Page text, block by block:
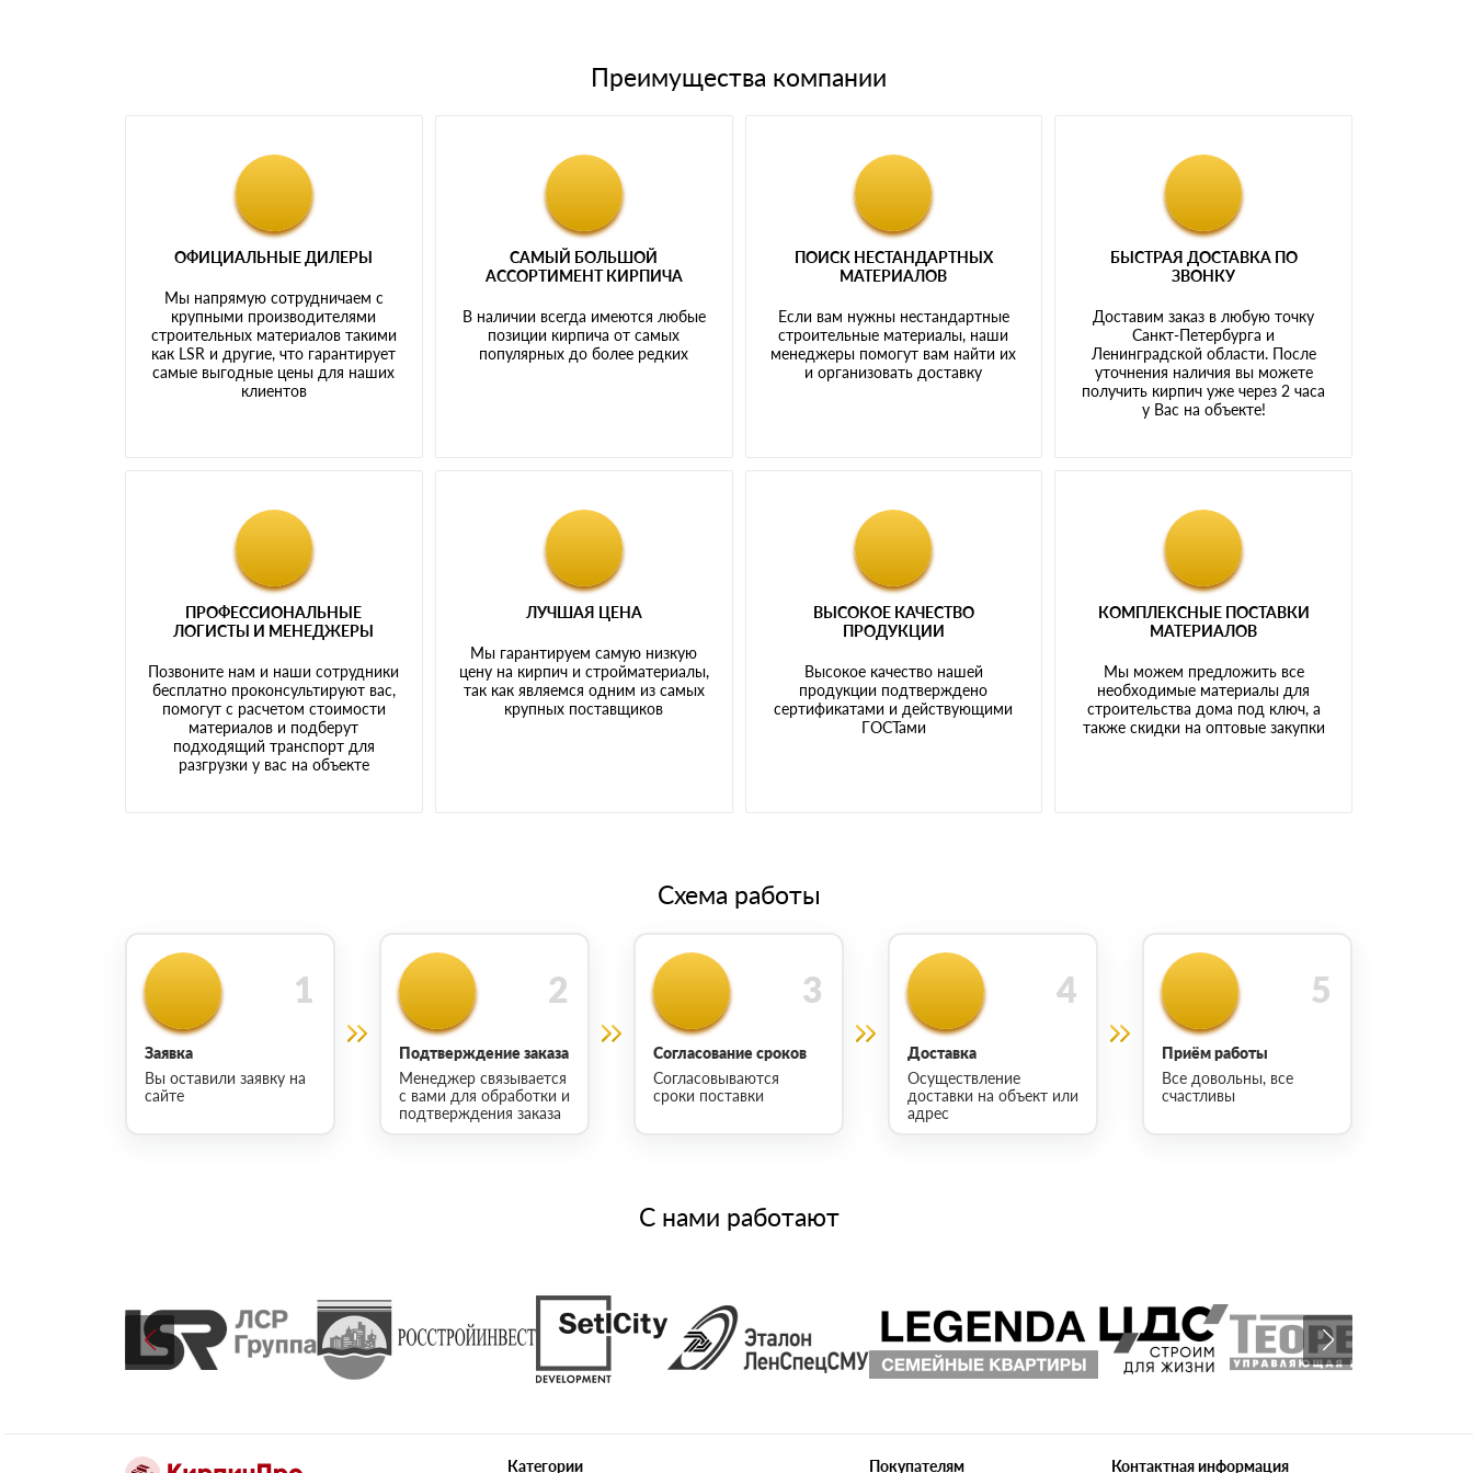
Преимущества компании
ОФИЦИАЛЬНЫЕ ДИЛЕРЫ
Мы напрямую сотрудничаем с
крупными производителями
строительных материалов такими
как LSR и другие, что гарантирует
самые выгодные цены для наших
клиентов
САМЫЙ БОЛЬШОЙ
АССОРТИМЕНТ КИРПИЧА
В наличии всегда имеются любые
позиции кирпича от самых
популярных до более редких
ПОИСК НЕСТАНДАРТНЫХ
МАТЕРИАЛОВ
Если вам нужны нестандартные
строительные материалы, наши
менеджеры помогут вам найти их
и организовать доставку
БЫСТРАЯ ДОСТАВКА ПО
ЗВОНКУ
Доставим заказ в любую точку
Санкт-Петербурга и
Ленинградской области. После
уточнения наличия вы можете
получить кирпич уже через 2 часа
у Вас на объекте!
ПРОФЕССИОНАЛЬНЫЕ
ЛОГИСТЫ И МЕНЕДЖЕРЫ
Позвоните нам и наши сотрудники
бесплатно проконсультируют вас,
помогут с расчетом стоимости
материалов и подберут
подходящий транспорт для
разгрузки у вас на объекте
ЛУЧШАЯ ЦЕНА
Мы гарантируем самую низкую
цену на кирпич и стройматериалы,
так как являемся одним из самых
крупных поставщиков
ВЫСОКОЕ КАЧЕСТВО
ПРОДУКЦИИ
Высокое качество нашей
продукции подтверждено
сертификатами и действующими
ГОСТами
КОМПЛЕКСНЫЕ ПОСТАВКИ
МАТЕРИАЛОВ
Мы можем предложить все
необходимые материалы для
строительства дома под ключ, а
также скидки на оптовые закупки
Схема работы
Заявка
Вы оставили заявку на
сайте
Подтверждение заказа
Менеджер связывается
с вами для обработки и
подтверждения заказа
Согласование сроков
Согласовываются
сроки поставки
Доставка
Осуществление
доставки на объект или
адрес
Приём работы
Все довольны, все
счастливы
С нами работают
Категории Покупателям Контактная информация